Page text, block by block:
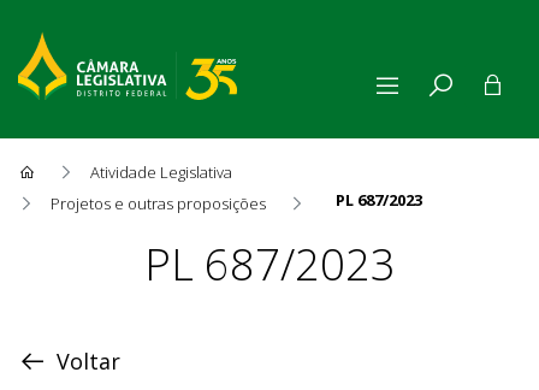
Atividade Legislativa
Projetos e outras proposições
PL 687/2023
ProposiçãoPL 687/2023
Voltar